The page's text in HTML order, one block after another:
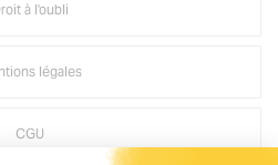
à l'oubli
légales
CGU